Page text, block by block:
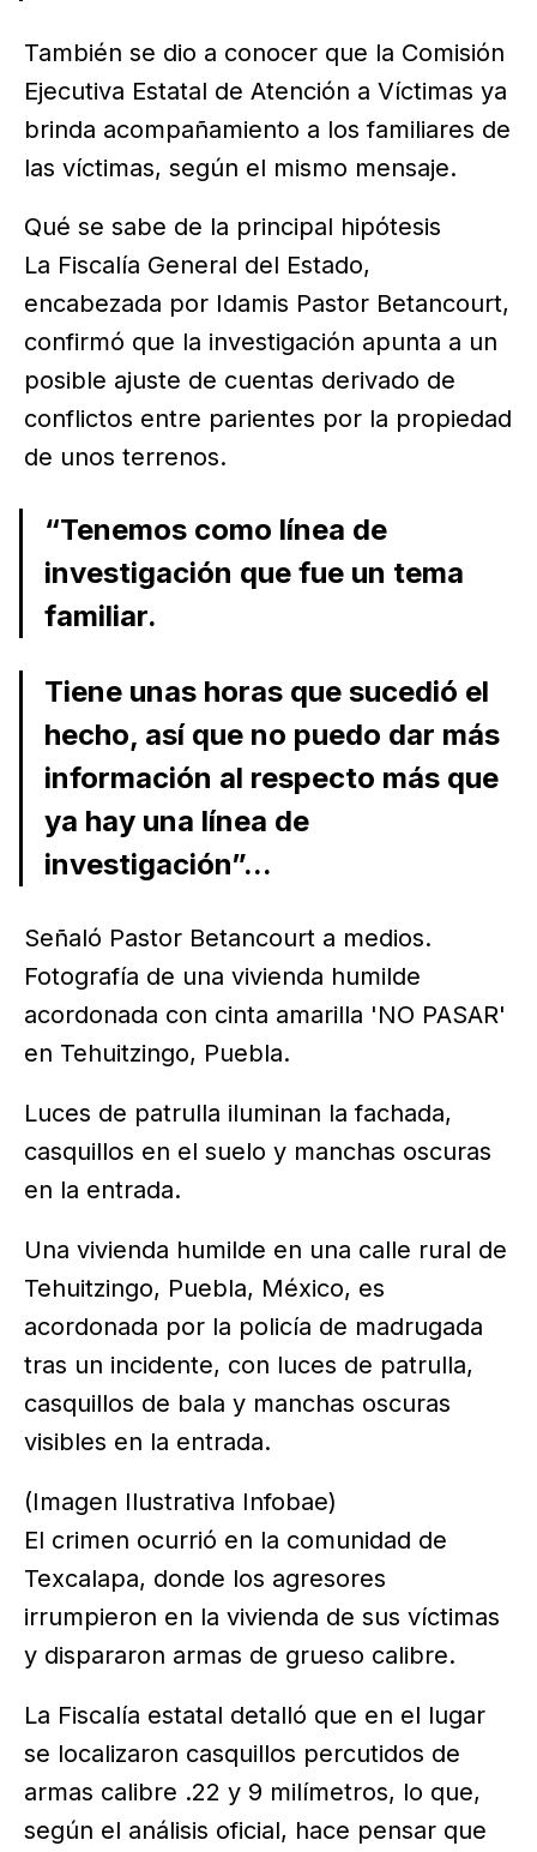
También se dio a conocer que la Comisión
Ejecutiva Estatal de Atención a Víctimas ya
brinda acompañamiento a los familiares de
las víctimas, según el mismo mensaje.
Qué se sabe de la principal hipótesis
La Fiscalía General del Estado,
encabezada por Idamis Pastor Betancourt,
confirmó que la investigación apunta a un
posible ajuste de cuentas derivado de
conflictos entre parientes por la propiedad
de unos terrenos.
“Tenemos como línea de
investigación que fue un tema
familiar.
Tiene unas horas que sucedió el
hecho, así que no puedo dar más
información al respecto más que
ya hay una línea de
investigación”...
Señaló Pastor Betancourt a medios.
Fotografía de una vivienda humilde
acordonada con cinta amarilla 'NO PASAR'
en Tehuitzingo, Puebla.
Luces de patrulla iluminan la fachada,
casquillos en el suelo y manchas oscuras
en la entrada.
Una vivienda humilde en una calle rural de
Tehuitzingo, Puebla, México, es
acordonada por la policía de madrugada
tras un incidente, con luces de patrulla,
casquillos de bala y manchas oscuras
visibles en la entrada.
(Imagen Ilustrativa Infobae)
El crimen ocurrió en la comunidad de
Texcalapa, donde los agresores
irrumpieron en la vivienda de sus víctimas
y dispararon armas de grueso calibre.
La Fiscalía estatal detalló que en el lugar
se localizaron casquillos percutidos de
armas calibre .22 y 9 milímetros, lo que,
según el análisis oficial, hace pensar que